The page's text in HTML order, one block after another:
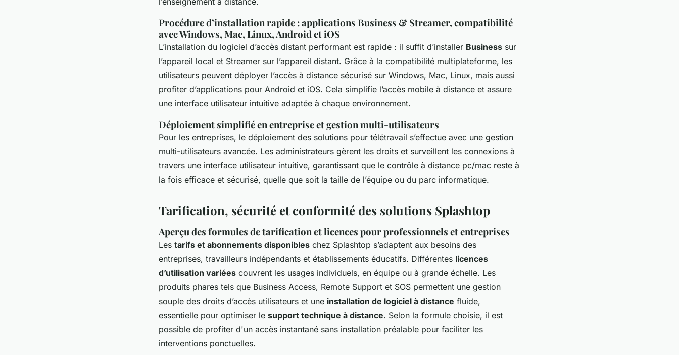
Procédure d’installation rapide : applications Business & Streamer, compatibilité
avec Windows, Mac, Linux, Android et iOS
L’installation du logiciel d’accès distant performant est rapide : il suffit d’installer Business sur
l’appareil local et Streamer sur l’appareil distant. Grâce à la compatibilité multiplateforme, les
utilisateurs peuvent déployer l’accès à distance sécurisé sur Windows, Mac, Linux, mais aussi
profiter d’applications pour Android et iOS. Cela simplifie l’accès mobile à distance et assure
une interface utilisateur intuitive adaptée à chaque environnement.
Déploiement simplifié en entreprise et gestion multi-utilisateurs
Pour les entreprises, le déploiement des solutions pour télétravail s’effectue avec une gestion
multi-utilisateurs avancée. Les administrateurs gèrent les droits et surveillent les connexions à
travers une interface utilisateur intuitive, garantissant que le contrôle à distance pc/mac reste à
la fois efficace et sécurisé, quelle que soit la taille de l’équipe ou du parc informatique.
Tarification, sécurité et conformité des solutions Splashtop
Aperçu des formules de tarification et licences pour professionnels et entreprises
Les tarifs et abonnements disponibles chez Splashtop s’adaptent aux besoins des
entreprises, travailleurs indépendants et établissements éducatifs. Différentes licences
d’utilisation variées couvrent les usages individuels, en équipe ou à grande échelle. Les
produits phares tels que Business Access, Remote Support et SOS permettent une gestion
souple des droits d’accès utilisateurs et une installation de logiciel à distance fluide,
essentielle pour optimiser le support technique à distance. Selon la formule choisie, il est
possible de profiter d'un accès instantané sans installation préalable pour faciliter les
interventions ponctuelles.